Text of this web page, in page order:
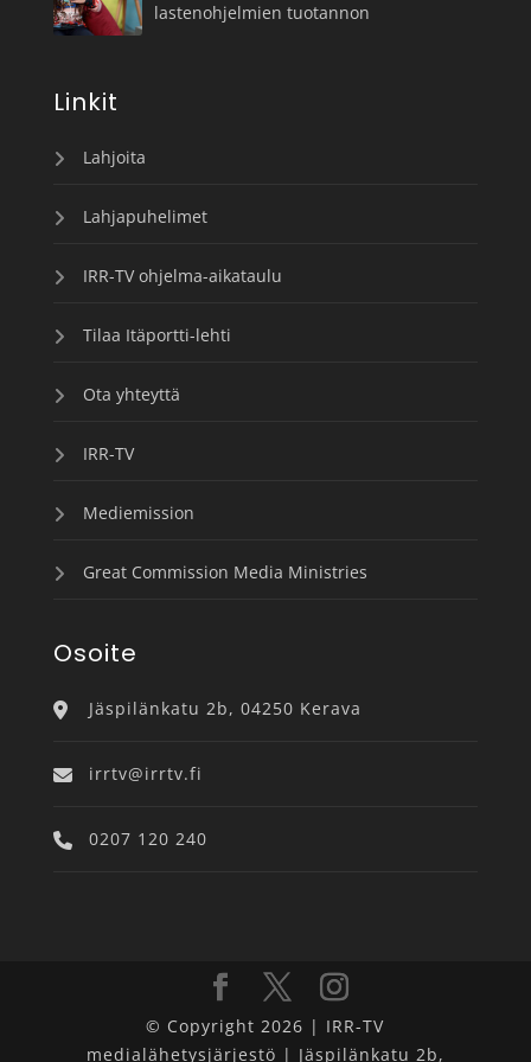
lastenohjelmien tuotannon
Linkit
Lahjoita
Lahjapuhelimet
IRR-TV ohjelma-aikataulu
Tilaa Itäportti-lehti
Ota yhteyttä
IRR-TV
Mediemission
Great Commission Media Ministries
Osoite
Jäspilänkatu 2b, 04250 Kerava
irrtv@irrtv.fi
0207 120 240
© Copyright 2026 | IRR-TV
medialähetysjärjestö | Jäspilänkatu 2b,